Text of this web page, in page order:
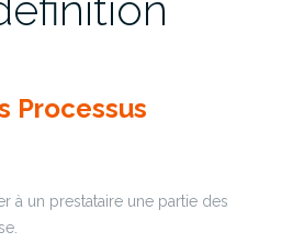
Processus
à un prestataire une partie des